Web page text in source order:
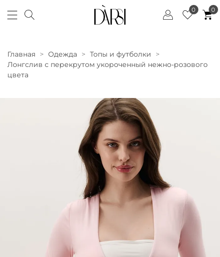
0 0
Главная Одежда
Топы и футболки
Лонгслив с перекрутом укороченный нежно-розового
цвета